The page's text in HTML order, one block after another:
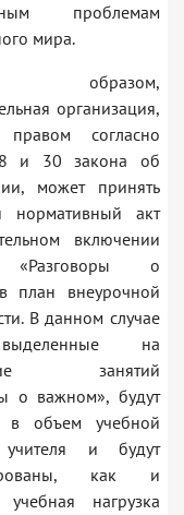
проблемам
мира.
образом,
организация,
правом согласно
и 30 закона об
может принять
нормативный акт
включении
«Разговоры о
план внеурочной
В данном случае
на
занятий
о важном», будут
в объем учебной
учителя и будут
как и
учебная нагрузка